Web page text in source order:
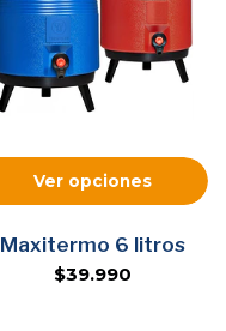
Ver opciones
Maxitermo 6 litros
$39.990